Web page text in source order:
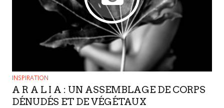
INSPIRATION
A R A L I A : UN ASSEMBLAGE DE CORPS
DÉNUDÉS ET DE VÉGÉTAUX